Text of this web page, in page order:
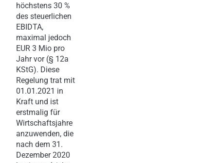
höchstens 30 %
des steuerlichen
EBIDTA,
maximal jedoch
EUR 3 Mio pro
Jahr vor (§ 12a
KStG). Diese
Regelung trat mit
01.01.2021 in
Kraft und ist
erstmalig für
Wirtschaftsjahre
anzuwenden, die
nach dem 31.
Dezember 2020